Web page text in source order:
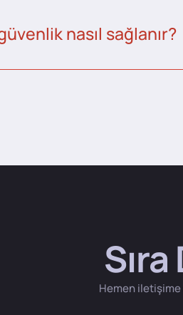
nasıl sağlanır?
Hemen iletişime